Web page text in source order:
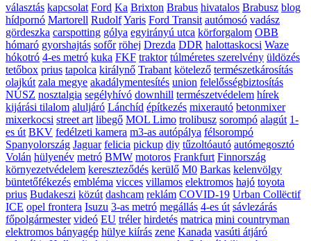
választás kapcsolat Ford Ka Brixton Brabus hivatalos Brabusz blog
hídpornó Martorell RudolfYaris Ford Transit autómosó vadász
gördeszka carspotting gólya egyirányú utca körforgalom OBB
hómaró gyorshajtás sofőr röhej Drezda DDR halottaskocsi Waze
hókotró 4-es metró kuka FKF traktor túlméretes szerelvény üldözés
tetőbox prius tapolca királynő Trabant kötelező természetkárosítás
olajkút zala megye akadálymentesítés union felelősségbiztosítás
NÚSZ nosztalgia segélyhívó downhill természetvédelem hírek
kijárási tilalom aluljáró Lánchíd építkezés mixerautó betonmixer
mixerkocsi street art libegő MOL Limo trolibusz sorompó alagút 1-
es út BKV fedélzeti kamera m3-as autópálya félsorompó
Spanyolország Jaguar felicia pickup diy tűzoltóautó autómegosztó
Volán hülyenév metró BMW motoros Frankfurt Finnország
környezetvédelem kereszteződés kerülő M0 Barkas kelenvölgy
büntetőfékezés embléma vicces villamos elektromos hajó toyota
prius Budakeszi közút dashcam reklám COVID-19 Urban Collëctif
ICE opel frontera Isuzu 3-as metró megállás 4-es út sávlezárás
főpolgármester videó EU tréler hirdetés matrica mini countryman
elektromos bányagép hülye kiírás zene Kanada vasúti átjáró